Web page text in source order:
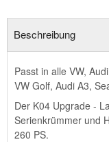
Beschreibung
Passt in alle VW,
VW Golf, Audi A3,
Der K04 Upgrade -
Serienkrümmer und
260 PS.